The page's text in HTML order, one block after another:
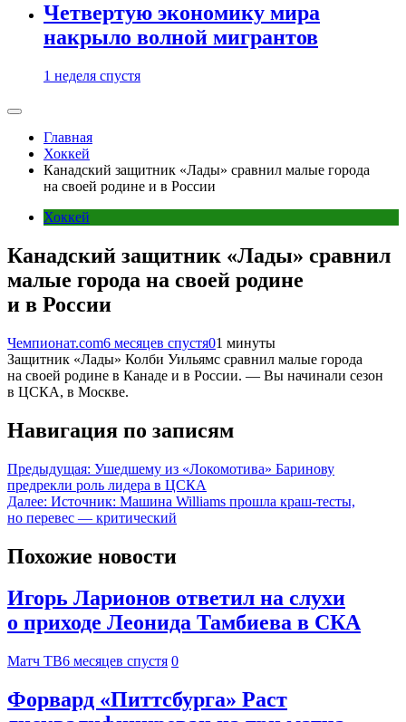
Четвертую экономику мира
накрыло волной мигрантов
1 неделя спустя
Главная
Хоккей
Канадский защитник «Лады» сравнил малые города
на своей родине и в России
Хоккей
Канадский защитник «Лады» сравнил
малые города на своей родине
и в России
Чемпионат.com6 месяцев спустя01 минуты
Защитник «Лады» Колби Уильямс сравнил малые города
на своей родине в Канаде и в России. — Вы начинали сезон
в ЦСКА, в Москве.
Навигация по записям
Предыдущая: Ушедшему из «Локомотива» Баринову
предрекли роль лидера в ЦСКА
Далее: Источник: Машина Williams прошла краш-тесты,
но перевес — критический
Похожие новости
Игорь Ларионов ответил на слухи
о приходе Леонида Тамбиева в СКА
Матч ТВ6 месяцев спустя 0
Форвард «Питтсбурга» Раст